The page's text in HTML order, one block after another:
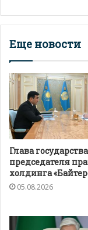
Еще новости
Глава
председателя
холдинга
05.08.2026